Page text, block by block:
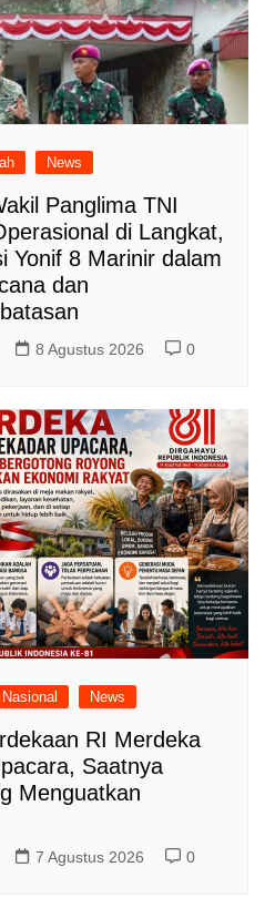
News
Panglima TNI
di Langkat,
Yonif 8 Marinir dalam
dan
8 Agustus 2026 0
Nasional News
RI Merdeka
Saatnya
Menguatkan
7 Agustus 2026 0